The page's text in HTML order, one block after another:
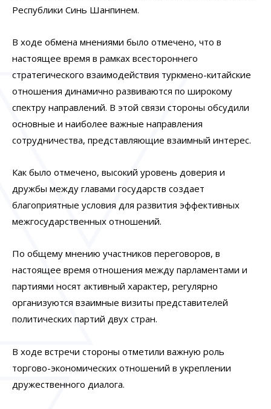
Республики Синь Шанпинем.
В ходе обмена мнениями было отмечено, что в
настоящее время в рамках всестороннего
стратегического взаимодействия туркмено-китайские
отношения динамично развиваются по широкому
спектру направлений. В этой связи стороны обсудили
основные и наиболее важные направления
сотрудничества, представляющие взаимный интерес.
Как было отмечено, высокий уровень доверия и
дружбы между главами государств создает
благоприятные условия для развития эффективных
межгосударственных отношений.
По общему мнению участников переговоров, в
настоящее время отношения между парламентами и
партиями носят активный характер, регулярно
организуются взаимные визиты представителей
политических партий двух стран.
В ходе встречи стороны отметили важную роль
торгово-экономических отношений в укреплении
дружественного диалога.